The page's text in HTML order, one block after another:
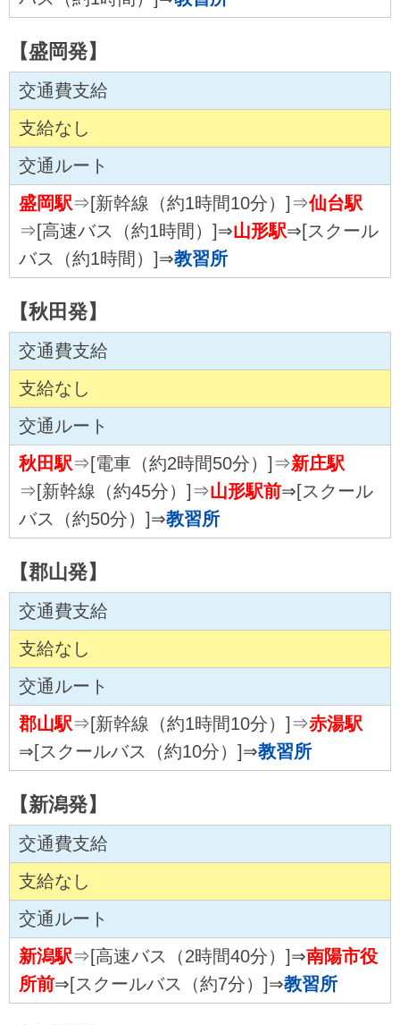
【盛岡発】
交通費支給
支給なし
交通ルート
盛岡駅⇒[新幹線（約1時間10分）]⇒仙台駅
⇒[高速バス（約1時間）]⇒山形駅⇒[スクール
バス（約1時間）]⇒教習所
【秋田発】
交通費支給
支給なし
交通ルート
秋田駅⇒[電車（約2時間50分）]⇒新庄駅
⇒[新幹線（約45分）]⇒山形駅前⇒[スクール
バス（約50分）]⇒教習所
【郡山発】
交通費支給
支給なし
交通ルート
郡山駅⇒[新幹線（約1時間10分）]⇒赤湯駅
⇒[スクールバス（約10分）]⇒教習所
【新潟発】
交通費支給
支給なし
交通ルート
新潟駅⇒[高速バス（2時間40分）]⇒南陽市役
所前⇒[スクールバス（約7分）]⇒教習所